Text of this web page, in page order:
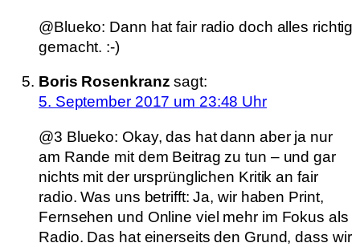
@Blueko: Dann hat fair radio doch alles richtig
gemacht. :-)
Boris Rosenkranz sagt:
5. September 2017 um 23:48 Uhr
@3 Blueko: Okay, das hat dann aber ja nur
am Rande mit dem Beitrag zu tun – und gar
nichts mit der ursprünglichen Kritik an fair
radio. Was uns betrifft: Ja, wir haben Print,
Fernsehen und Online viel mehr im Fokus als
Radio. Das hat einerseits den Grund, dass wir